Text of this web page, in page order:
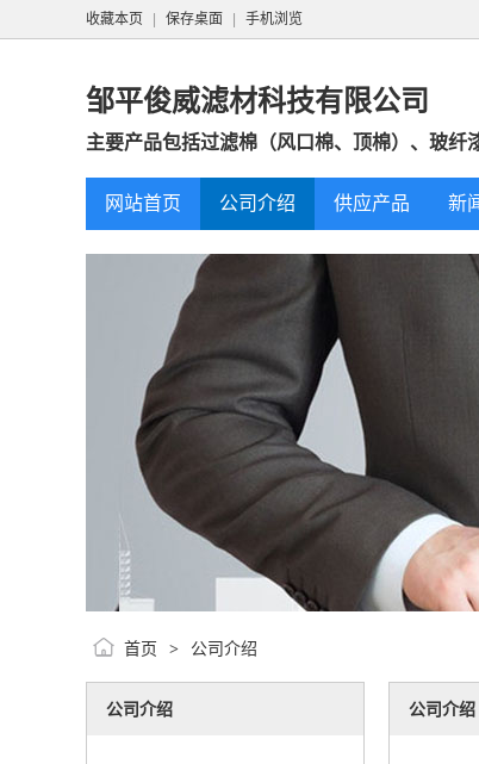
收藏本页 保存桌面 手机浏览
邹平俊威滤材科技有限公司
主要产品包括‌过滤棉（风口棉、顶棉）、玻纤
网站首页 公司介绍 供应产品 新
首页 > 公司介绍
公司介绍 公司介绍